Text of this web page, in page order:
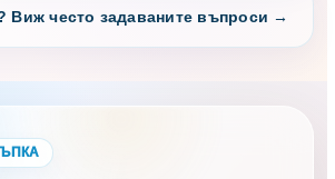
Виж често задаваните въпроси →